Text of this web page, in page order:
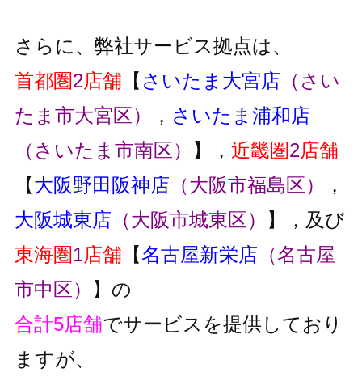
さらに、弊社サービス拠点は、
首都圏2店舗 【 さいたま大宮店 （さい
たま市大宮区）
， さいたま浦和店
（さいたま市南区）
】， 近畿圏2店舗
【大阪野田阪神店 （大阪市福島区）
，
大阪城東店 （大阪市城東区）
】，及び
東海圏1店舗 【名古屋新栄店 （名古屋
市中区）
】の
合計5店舗でサービスを提供しており
ますが、